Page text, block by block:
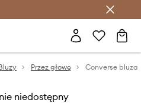
Answear Club >
Przez głowę Converse bluza
niedostępny